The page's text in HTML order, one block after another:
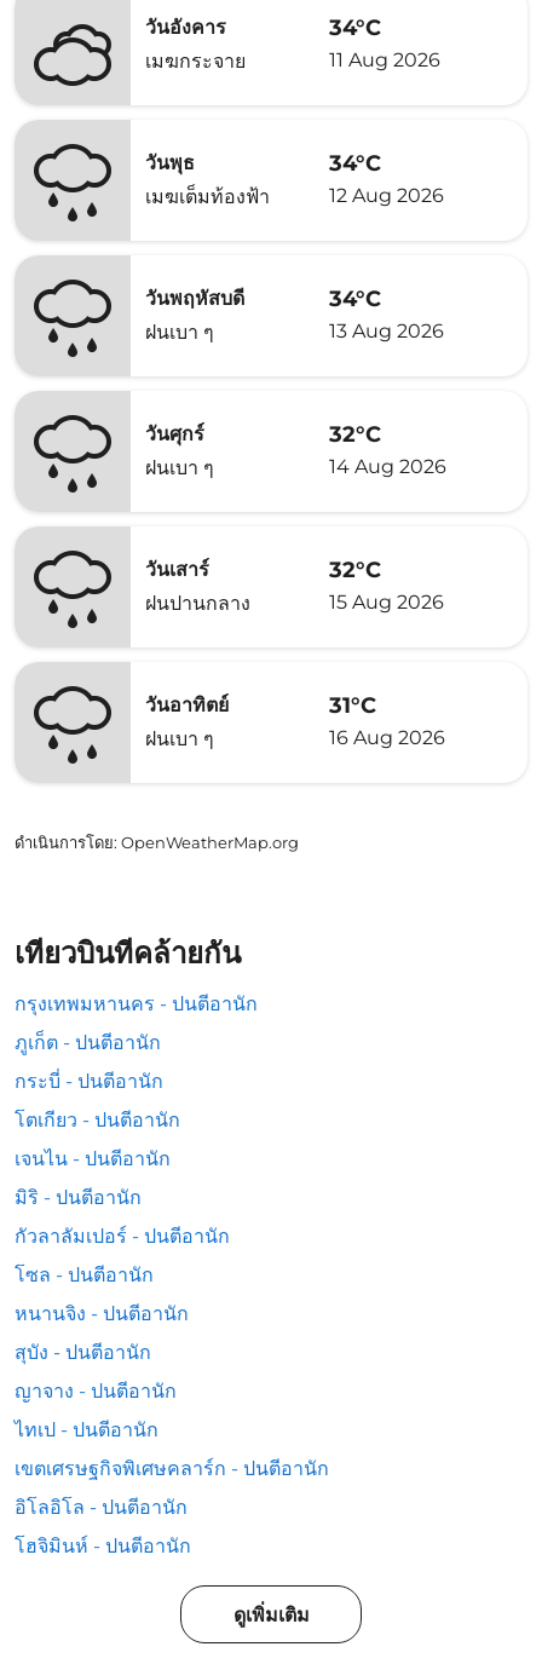
วันอังคาร
เมฆกระจาย
34°C
11 Aug 2026
วันพุธ
เมฆเต็มท้องฟ้า
34°C
12 Aug 2026
วันพฤหัสบดี
ฝนเบา ๆ
34°C
13 Aug 2026
วันศุกร์
ฝนเบา ๆ
32°C
14 Aug 2026
วันเสาร์
ฝนปานกลาง
32°C
15 Aug 2026
วันอาทิตย์
ฝนเบา ๆ
31°C
16 Aug 2026
ดำเนินการโดย: OpenWeatherMap.org
เที่ยวบินที่คล้ายกัน
กรุงเทพมหานคร - ปนตีอานัก
ภูเก็ต - ปนตีอานัก
กระบี่ - ปนตีอานัก
โตเกียว - ปนตีอานัก
เจนไน - ปนตีอานัก
มิริ - ปนตีอานัก
กัวลาลัมเปอร์ - ปนตีอานัก
โซล - ปนตีอานัก
หนานจิง - ปนตีอานัก
สุบัง - ปนตีอานัก
ญาจาง - ปนตีอานัก
ไทเป - ปนตีอานัก
เขตเศรษฐกิจพิเศษคลาร์ก - ปนตีอานัก
อิโลอิโล - ปนตีอานัก
โฮจิมินห์ - ปนตีอานัก
ดูเพิ่มเติม